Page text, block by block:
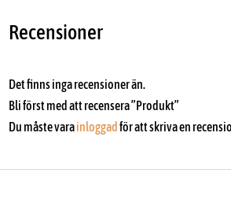
Recensioner
Det finns inga recensioner än.
Bli först med att recensera ”Produkt”
Du måste varainloggad för att skriva en